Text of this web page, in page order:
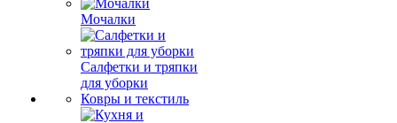
Мочалки
Салфетки и тряпки
для уборки
Ковры и текстиль